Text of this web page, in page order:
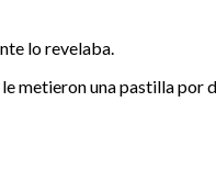
lo revelaba.
metieron una pastilla por